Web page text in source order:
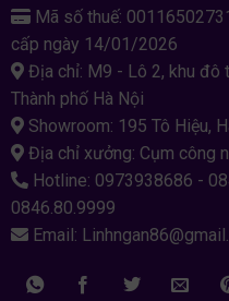
Mã số thuế:
cấp ngày 14/01/2026
Địa chỉ: M9 - Lô 2, khu đô
Thành phố Hà Nội
Showroom: 195 Tô Hiệu,
Địa chỉ xưởng: Cụm công
Hotline: 0973938686 -
0846.80.9999
Email: